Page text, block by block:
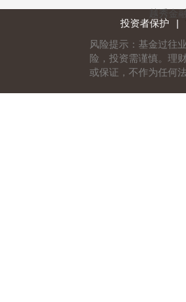
越秀金
投资者保护
|
风险提示：基金过往
险，投资需谨慎。理
或保证，不作为任何法